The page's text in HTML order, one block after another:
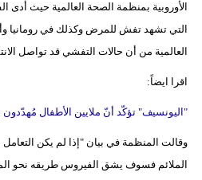
الأوروبية بمنظمة الصحة العالمية حيث أدى
التي تشهد تفش للمرض وكذلك في رومانيا
العالمية من أن حالات التفشي قد تواصل
اقرا ايضاً:
"اليونسيف" تؤكّد أنّ ملايين الأطفال
وقالت المنظمة في بيان "إذا لم يكن
الملائم فسوف يشق الفيروس طريقه نحو